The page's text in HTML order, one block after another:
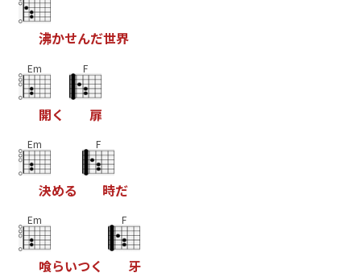
沸かせんだ世界
Em
開く
F
扉
Em
決める
F
時だ
Em
喰らいつく
F
牙